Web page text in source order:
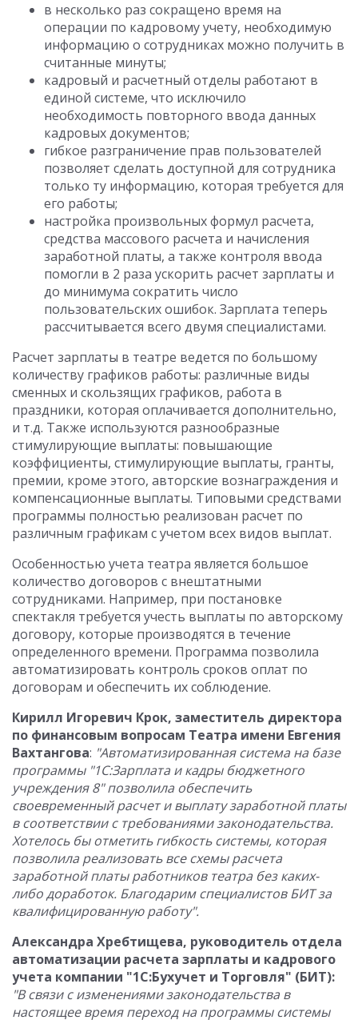
в несколько раз сокращено время на
операции по кадровому учету, необходимую
информацию о сотрудниках можно получить в
считанные минуты;
кадровый и расчетный отделы работают в
единой системе, что исключило
необходимость повторного ввода данных
кадровых документов;
гибкое разграничение прав пользователей
позволяет сделать доступной для сотрудника
только ту информацию, которая требуется для
его работы;
настройка произвольных формул расчета,
средства массового расчета и начисления
заработной платы, а также контроля ввода
помогли в 2 раза ускорить расчет зарплаты и
до минимума сократить число
пользовательских ошибок. Зарплата теперь
рассчитывается всего двумя специалистами.
Расчет зарплаты в театре ведется по большому
количеству графиков работы: различные виды
сменных и скользящих графиков, работа в
праздники, которая оплачивается дополнительно,
и т.д. Также используются разнообразные
стимулирующие выплаты: повышающие
коэффициенты, стимулирующие выплаты, гранты,
премии, кроме этого, авторские вознаграждения и
компенсационные выплаты. Типовыми средствами
программы полностью реализован расчет по
различным графикам с учетом всех видов выплат.
Особенностью учета театра является большое
количество договоров с внештатными
сотрудниками. Например, при постановке
спектакля требуется учесть выплаты по авторскому
договору, которые производятся в течение
определенного времени. Программа позволила
автоматизировать контроль сроков оплат по
договорам и обеспечить их соблюдение.
Кирилл Игоревич Крок, заместитель директора
по финансовым вопросам Театра имени Евгения
Вахтангова: "Автоматизированная система на базе
программы "1С:Зарплата и кадры бюджетного
учреждения 8" позволила обеспечить
своевременный расчет и выплату заработной платы
в соответствии с требованиями законодательства.
Хотелось бы отметить гибкость системы, которая
позволила реализовать все схемы расчета
заработной платы работников театра без каких-
либо доработок. Благодарим специалистов БИТ за
квалифицированную работу".
Александра Хребтищева, руководитель отдела
автоматизации расчета зарплаты и кадрового
учета компании "1С:Бухучет и Торговля" (БИТ):
"В связи с изменениями законодательства в
настоящее время переход на программы системы